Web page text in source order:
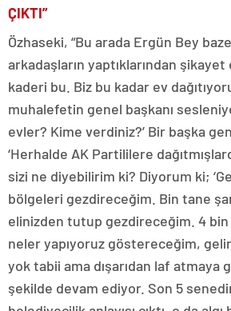
ÇIKTI”
Özhaseki, “Bu arada Ergün Bey
arkadaşların yaptıklarından
kaderi bu. Biz bu kadar ev
muhalefetin genel başkanı
evler? Kime verdiniz?’ Bir başka
‘Herhalde AK Partililere
sizi ne diyebilirim ki? Diyorum ki;
bölgeleri gezdireceğim. Bin tane
elinizden tutup gezdireceğim. 4 bin
neler yapıyoruz göstereceğim,
yok tabii ama dışarıdan laf atmaya
şekilde devam ediyor. Son 5